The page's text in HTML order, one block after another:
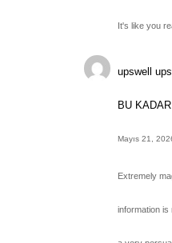
It's like you
upswell
BU
Mayıs 21,
Extremely
information is